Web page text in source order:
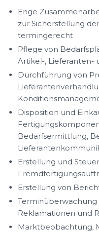
Enge
zur Sicherstellung
termingerecht
Pflege von
Artikel-, Lieferanten-
Durchführung von
Disposition und
Bedarfsermittlung,
Erstellung und
Erstellung von
Reklamationen und
Marktbeobachtung,